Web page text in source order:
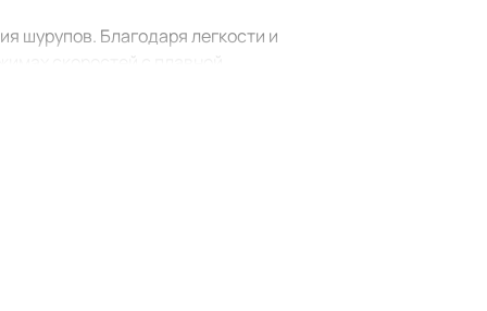
шурупов. Благодаря легкости и
скоростей с плавной